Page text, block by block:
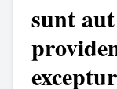
sunt